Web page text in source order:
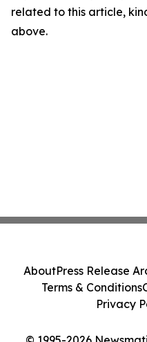
related to this article,
above.
AboutPress Release
Terms & Conditions
Privacy